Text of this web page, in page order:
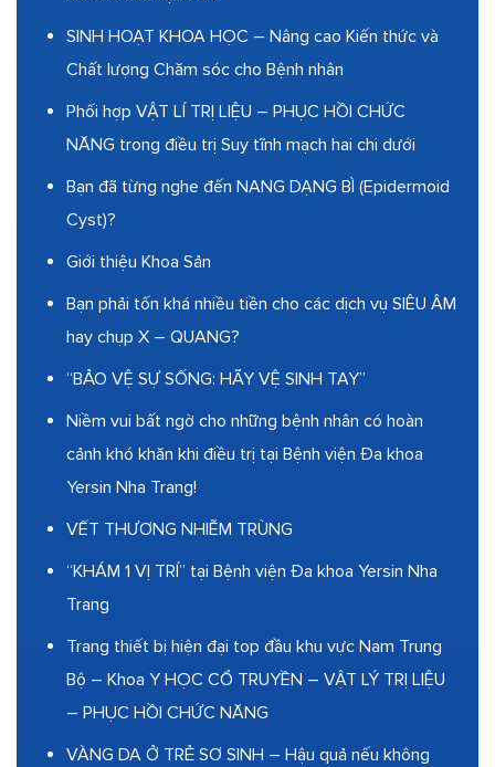
SINH HOẠT KHOA HỌC – Nâng cao Kiến thức và
Chất lượng Chăm sóc cho Bệnh nhân
Phối hợp VẬT LÍ TRỊ LIỆU – PHỤC HỒI CHỨC
NĂNG trong điều trị Suy tĩnh mạch hai chi dưới
Bạn đã từng nghe đến NANG DẠNG BÌ (Epidermoid
Cyst)?
Giới thiệu Khoa Sản
Bạn phải tốn khá nhiều tiền cho các dịch vụ SIÊU ÂM
hay chụp X – QUANG?
“BẢO VỆ SỰ SỐNG: HÃY VỆ SINH TAY”
Niềm vui bất ngờ cho những bệnh nhân có hoàn
cảnh khó khăn khi điều trị tại Bệnh viện Đa khoa
Yersin Nha Trang!
VẾT THƯƠNG NHIỄM TRÙNG
“KHÁM 1 VỊ TRÍ” tại Bệnh viện Đa khoa Yersin Nha
Trang
Trang thiết bị hiện đại top đầu khu vực Nam Trung
Bộ – Khoa Y HỌC CỔ TRUYỀN – VẬT LÝ TRỊ LIỆU
– PHỤC HỒI CHỨC NĂNG
VÀNG DA Ở TRẺ SƠ SINH – Hậu quả nếu không